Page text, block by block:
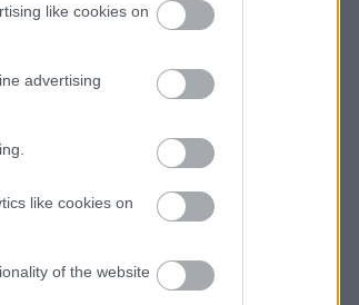
like cookies on
advertising
like cookies on
of the website
στην
δεν